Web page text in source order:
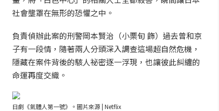
社會壟罩在無形的恐懼之中。
負責偵辦此案的刑警岡本賢治（小栗旬 飾）過去曾和京
子有一段情，隨著兩人分頭深入調查這場超自然危機，
隱藏在案件背後的駭人祕密逐一浮現，也讓彼此糾纏的
命運再度交織。
日劇《氣體人第一號》。圖片來源 | Netflix